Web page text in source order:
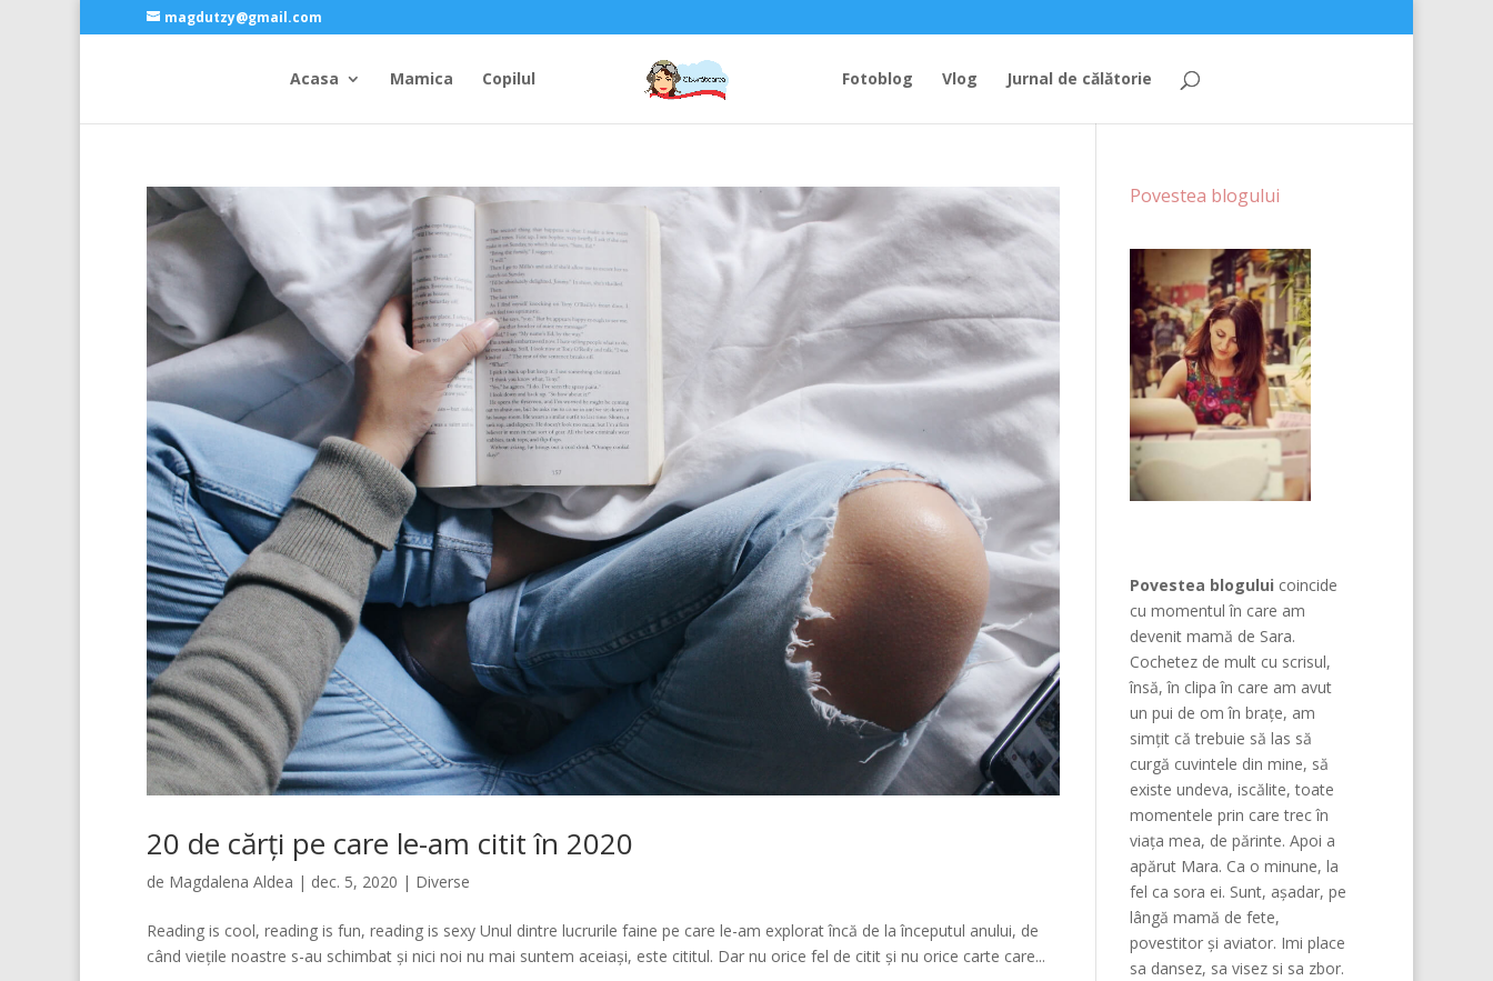
magdutzy@gmail.com
Acasa Mamica Copilul Fotoblog Vlog Jurnal de călătorie
20 de cărți pe care le-am citit în 2020
de Magdalena Aldea | dec. 5, 2020 | Diverse
Reading is cool, reading is fun, reading is sexy Unul dintre lucrurile faine pe care le-am explorat încă de la începutul anului, de
când viețile noastre s-au schimbat și nici noi nu mai suntem aceiași, este cititul. Dar nu orice fel de citit și nu orice carte care...
Povestea blogului
Povestea blogului coincide
cu momentul în care am
devenit mamă de Sara.
Cochetez de mult cu scrisul,
însă, în clipa în care am avut
un pui de om în brațe, am
simțit că trebuie să las să
curgă cuvintele din mine, să
existe undeva, iscălite, toate
momentele prin care trec în
viața mea, de părinte. Apoi a
apărut Mara. Ca o minune, la
fel ca sora ei. Sunt, așadar, pe
lângă mamă de fete,
povestitor și aviator. Imi place
sa dansez, sa visez si sa zbor.